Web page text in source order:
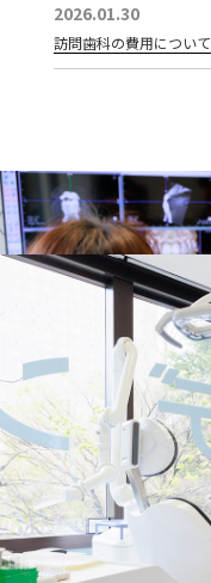
2026.01.30
訪問歯科の費用について